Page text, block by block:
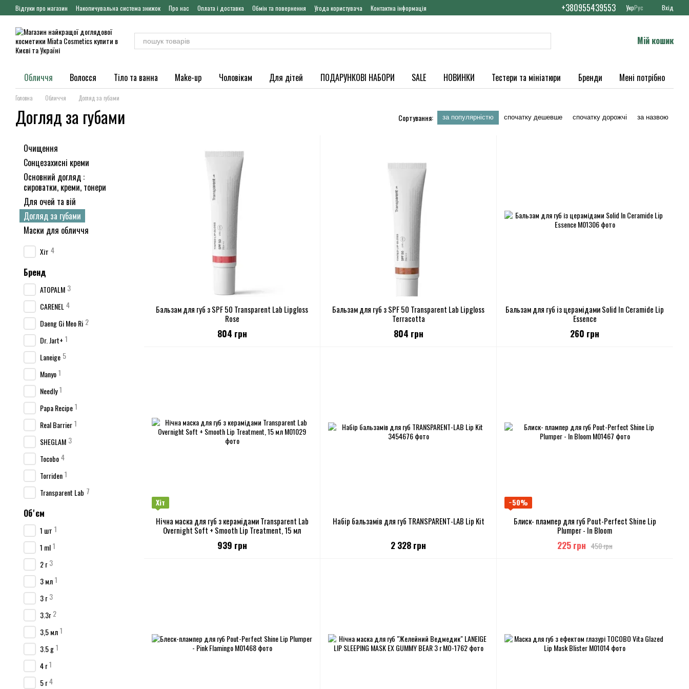
Перейти до основного контенту
Відгуки про магазин Накопичувальна система знижок Про нас Оплата і доставка Обмін та повернення Угода користувача Контактна інформація +380955439553 УкрРус Вхід
Мій кошик
Обличчя Волосся Тіло та ванна Make-up Чоловікам Для дітей ПОДАРУНКОВІ НАБОРИ SALE НОВИНКИ Тестери та мініатюри Бренди Мені потрібно
Головна Обличчя Догляд за губами
Догляд за губами Сортування: за популярністю спочатку дешевше спочатку дорожчі за назвою
Бальзам для губ з SPF 50 Transparent Lab Lipgloss
Rose
804 грн
Бальзам для губ з SPF 50 Transparent Lab Lipgloss
Terracotta
804 грн
Бальзам для губ із церамідами Solid In Ceramide Lip
Essence
260 грн
Хіт
Нічна маска для губ з керамідами Transparent Lab
Overnight Soft + Smooth Lip Treatment, 15 мл
939 грн
Набір бальзамів для губ TRANSPARENT-LAB Lip Kit
2 328 грн
−50%
Блиск- плампер для губ Pout-Perfect Shine Lip
Plumper - In Bloom
450 грн
225 грн
Очищення
Сонцезахисні креми
Основний догляд :
сироватки, креми, тонери
Для очей та вій
Догляд за губами
Маски для обличчя
Хіт 4
Бренд
ATOPALM 3
CARENEL 4
Daeng Gi Meo Ri 2
Dr. Jart+ 1
Laneige 5
Manyo1
Needly1
Papa Recipe1
Real Barrier1
SHEGLAM 3
Tocobo4
Torriden1
Transparent Lab 7
Обʼєм
1 шт 1
1 ml1
2 г 3
3 мл1
3 г 3
3.3г 2
3,5 мл1
3.5 g1
4 г1
5 г4